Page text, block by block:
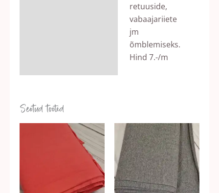
retuuside,
vabaajariiete
jm
õmblemiseks.
Hind 7.-/m
Seotud tooted